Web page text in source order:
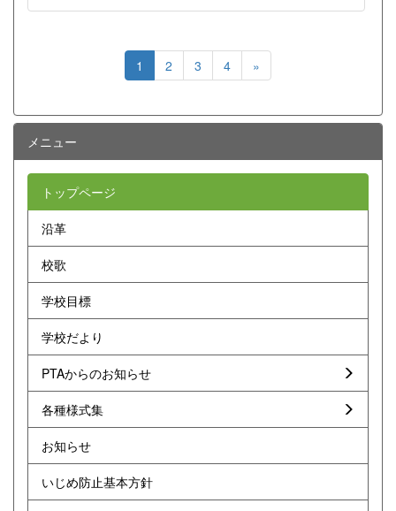
1 2 3 4 »
メニュー
トップページ
沿革
校歌
学校目標
学校だより
PTAからのお知らせ
各種様式集
お知らせ
いじめ防止基本方針